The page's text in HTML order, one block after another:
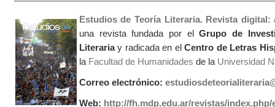
Estudios de Teoría Literaria. Revista
una revista fundada por elGrupo de
Literariay radicada en elCentro de Letras
la Facultad de Humanidades de laUniversidad
Correo electrónico:
Web: http://fh.mdp.edu.ar/revistas/index.php/